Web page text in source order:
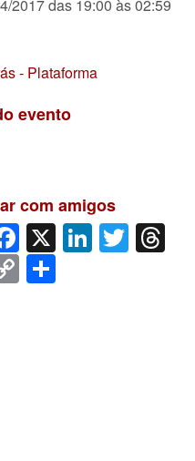
2017 das 19:00 às 02:59
- Plataforma
evento
com amigos
Facebook
X LinkedIn
Twitter
Copy
Link